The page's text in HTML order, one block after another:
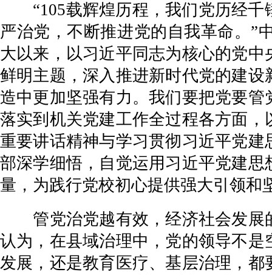
“105载辉煌历程，我们党历经千
严治党，不断推进党的自我革命。”
大以来，以习近平同志为核心的党
鲜明主题，深入推进新时代党的建
造中更加坚强有力。我们要把党要
落实到机关党建工作全过程各方面
重要讲话精神与学习贯彻习近平党
部深学细悟，自觉运用习近平党建
量，为践行党校初心提供强大引领和
管党治党越有效，经济社会发展
认为，在县域治理中，党的领导不
发展，还是教育医疗、基层治理，